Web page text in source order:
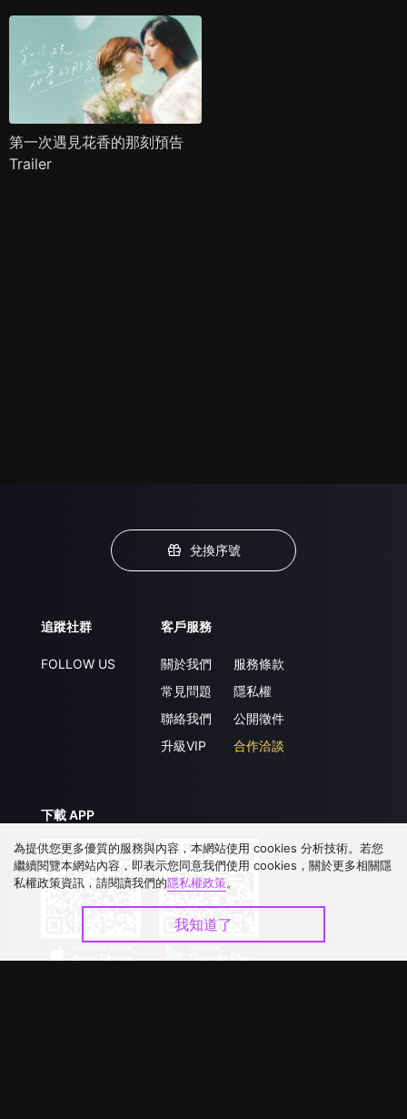
第一次遇見花香的那刻預告
Trailer
兌換序號
追蹤社群
FOLLOW US
客戶服務
關於我們
常見問題
聯絡我們
升級VIP
服務條款
隱私權
公開徵件
合作洽談
下載 APP
為提供您更多優質的服務與內容，本網站使用 cookies 分析技術。若您
繼續閱覽本網站內容，即表示您同意我們使用 cookies，關於更多相關隱
私權政策資訊，請閱讀我們的隱私權政策。
我知道了